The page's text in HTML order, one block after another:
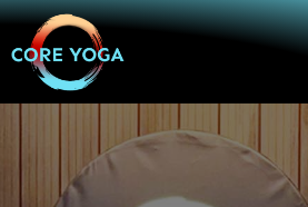
Skip
content